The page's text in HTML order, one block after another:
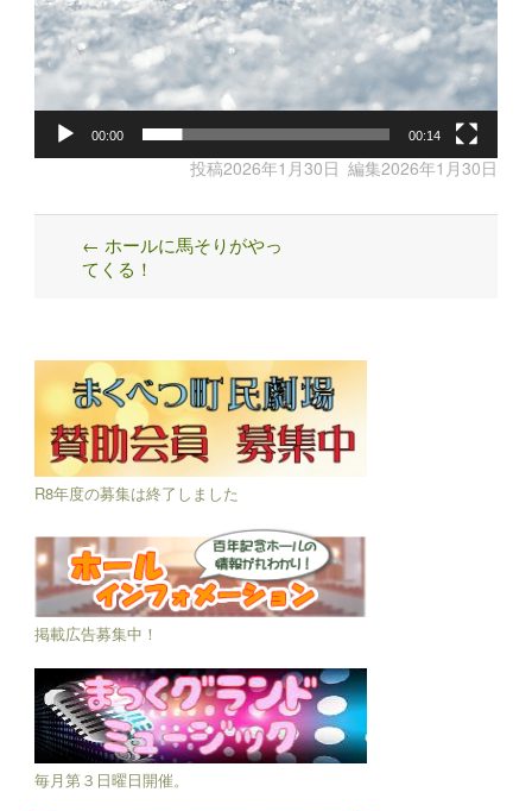
00:00 00:14
投稿2026年1月30日 編集2026年1月30日
Post
navigation
← ホールに馬そりがやっ
てくる！
R8年度の募集は終了しました
掲載広告募集中！
毎月第３日曜日開催。